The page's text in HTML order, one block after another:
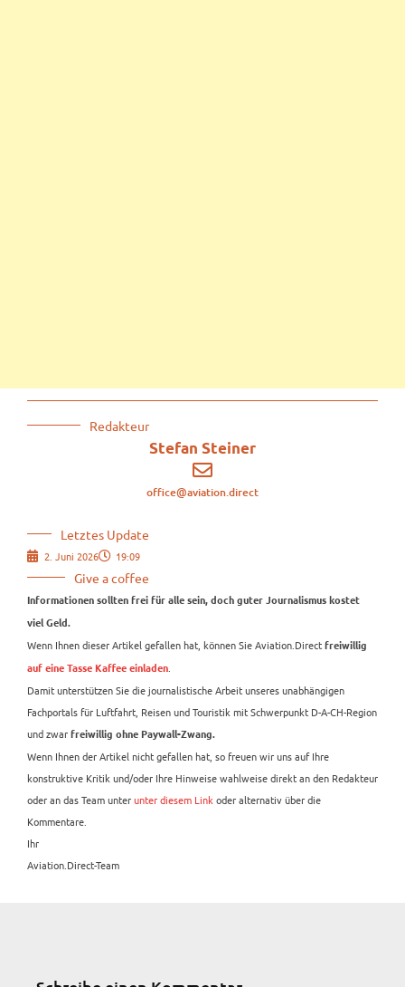
Redakteur
Stefan Steiner
office@aviation.direct
Letztes Update
2. Juni 2026 19:09
Give a coffee
Informationen sollten frei für alle sein, doch guter Journalismus kostet
viel Geld.
Wenn Ihnen dieser Artikel gefallen hat, können Sie Aviation.Direct freiwillig
auf eine Tasse Kaffee einladen
Damit unterstützen Sie die journalistische Arbeit unseres unabhängigen
Fachportals für Luftfahrt, Reisen und Touristik mit Schwerpunkt D-A-CH-Region
und zwar freiwillig ohne Paywall-Zwang.
Wenn Ihnen der Artikel nicht gefallen hat, so freuen wir uns auf Ihre
konstruktive Kritik und/oder Ihre Hinweise wahlweise direkt an den Redakteur
oder an das Team unterunter diesem Link oder alternativ über die
Kommentare.
Ihr
Aviation.Direct-Team